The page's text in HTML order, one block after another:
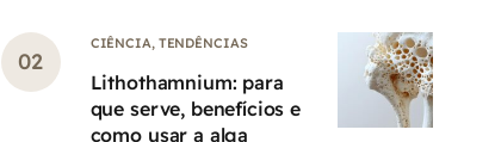
CIÊNCIA, TENDÊNCIAS
Lithothamnium: para
que serve, benefícios e
como usar a alga